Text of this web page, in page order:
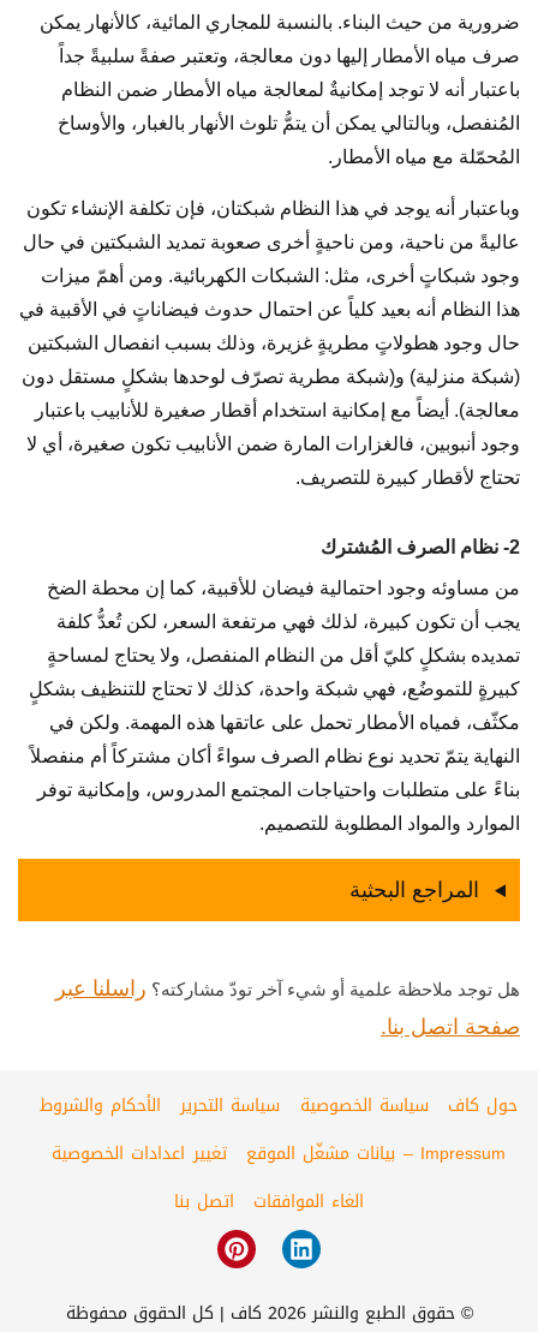
ضرورية من حيث البناء. بالنسبة للمجاري المائية، كالأنهار يمكن
صرف مياه الأمطار إليها دون معالجة، وتعتبر صفةً سلبيةً جداً
باعتبار أنه لا توجد إمكانيةٌ لمعالجة مياه الأمطار ضمن النظام
المُنفصل، وبالتالي يمكن أن يتمُّ تلوث الأنهار بالغبار، والأوساخ
المُحمّلة مع مياه الأمطار.
وباعتبار أنه يوجد في هذا النظام شبكتان، فإن تكلفة الإنشاء تكون
عاليةً من ناحية، ومن ناحيةٍ أخرى صعوبة تمديد الشبكتين في حال
وجود شبكاتٍ أخرى، مثل: الشبكات الكهربائية. ومن أهمّ ميزات
هذا النظام أنه بعيد كلياً عن احتمال حدوث فيضاناتٍ في الأقبية في
حال وجود هطولاتٍ مطريةٍ غزيرة، وذلك بسبب انفصال الشبكتين
(شبكة منزلية) و(شبكة مطرية تصرّف لوحدها بشكلٍ مستقل دون
معالجة). أيضاً مع إمكانية استخدام أقطار صغيرة للأنابيب باعتبار
وجود أنبوبين، فالغزارات المارة ضمن الأنابيب تكون صغيرة، أي لا
تحتاج لأقطار كبيرة للتصريف.
2- نظام الصرف المُشترك
من مساوئه وجود احتمالية فيضان للأقبية، كما إن محطة الضخ
يجب أن تكون كبيرة، لذلك فهي مرتفعة السعر، لكن تُعدُّ كلفة
تمديده بشكلٍ كليّ أقل من النظام المنفصل، ولا يحتاج لمساحةٍ
كبيرةٍ للتموضُع، فهي شبكة واحدة، كذلك لا تحتاج للتنظيف بشكلٍ
مكثّف، فمياه الأمطار تحمل على عاتقها هذه المهمة. ولكن في
النهاية يتمّ تحديد نوع نظام الصرف سواءً أكان مشتركاً أم منفصلاً
بناءً على متطلبات واحتياجات المجتمع المدروس، وإمكانية توفر
الموارد والمواد المطلوبة للتصميم.
المراجع البحثية
هل توجد ملاحظة علمية أو شيء آخر تودّ مشاركته؟ راسلنا عبر
صفحة اتصل بنا.
© حقوق الطبع والنشر 2026 كاف | كل الحقوق محفوظة
حول كاف سياسة الخصوصية سياسة التحرير
الأحكام والشروط
Impressum – بيانات مشغّل الموقع
تغيير اعدادات الخصوصية
الغاء الموافقات
اتصل بنا